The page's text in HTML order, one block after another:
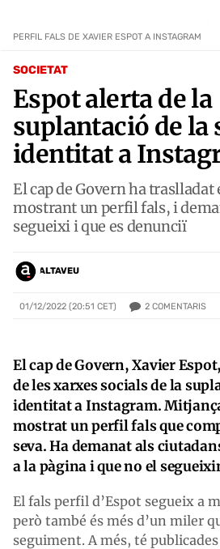
SOCIETAT
Espot alerta de la
suplantació de la
identitat a
El cap de Govern ha traslladat
mostrant un perfil fals, i
segueixi i que es denunciï
ALTAVEU
01/12/2022 (20:51 CET) 2 COMENTARIS
PERFIL FALS DE XAVIER ESPOT A INSTAGRAM
El cap de Govern, Xavier
de les xarxes socials de la
identitat a Instagram.
mostrat un perfil fals que
seva. Ha demanat als
a la pàgina i que no el
El fals perfil d’Espot segueix a
però també és més d’un miler
seguiment. A més, té